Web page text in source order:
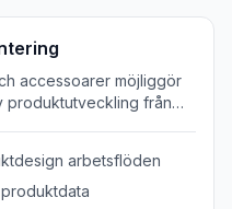
accessoarer möjliggör
produktutveckling från
arbetsflöden